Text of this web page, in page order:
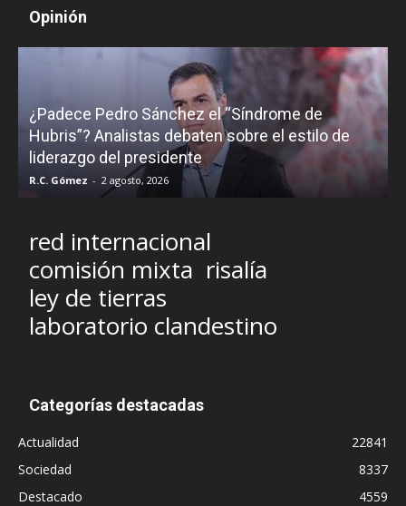
Opinión
¿Padece Pedro Sánchez el “Síndrome de
Hubris”? Analistas debaten sobre el estilo de
liderazgo del presidente
R.C. Gómez - 2 agosto, 2026
red internacional
comisión mixta risalía
ley de tierras
laboratorio clandestino
Categorías destacadas
Actualidad
22841
Sociedad
8337
Destacado
4559